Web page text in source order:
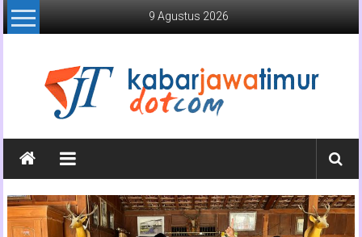
Lompat
ke
9 Agustus 2026
Kabar
Jawa
Timur
Media